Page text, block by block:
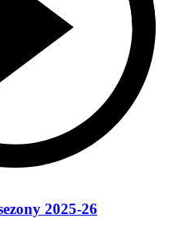
2025-26